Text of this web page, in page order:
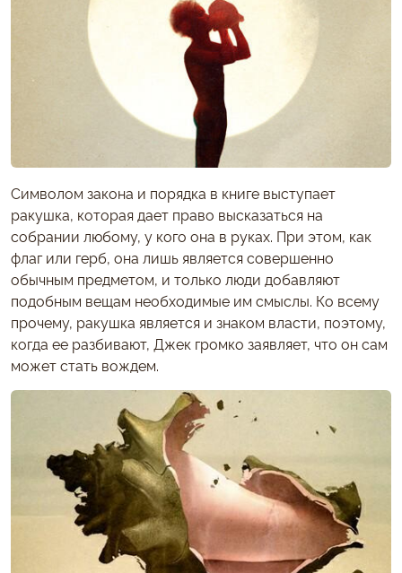
Символом закона и порядка в книге выступает
ракушка, которая дает право высказаться на
собрании любому, у кого она в руках. При этом, как
флаг или герб, она лишь является совершенно
обычным предметом, и только люди добавляют
подобным вещам необходимые им смыслы. Ко всему
прочему, ракушка является и знаком власти, поэтому,
когда ее разбивают, Джек громко заявляет, что он сам
может стать вождем.